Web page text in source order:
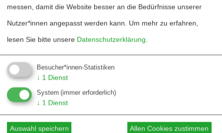
garantiert deren Schutz im Einklang mit
den rechtlichen Bestimmungen.“ 12
Bereits früh wurden auf dieser Grundlage
auch rechtliche Rahmenbedingungen
geschaffen, etwa mittels eines
Investitionsschutzgesetzes (Law on
Domestic and Foreign Private
messen, damit die Website besser an die Bedürfnisse unserer
Nutzer*innen angepasst werden kann. Um mehr zu erfahren,
lesen Sie bitte unsere Datenschutzerklärung.
Besucher*innen-Statistiken
↓ 1 Dienst
System (immer erforderlich)
↓ 1 Dienst
Auswahl speichern Allen Cookies zustimmen